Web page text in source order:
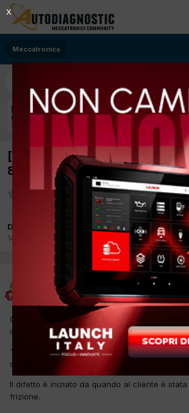
Meccatronica
[SUZUKI VITARA 09/2004
80Kw Diesel] Fusibile HTR
Da cesare tarasco
14 Settembre 2017
Meccatronica
cesare tarasco
Inviato14 Settembre 2017
Questa Suzuki è venuta in officina per il
del clima e della ventola.
Trovato un il fusibile da 15A HTR bruciato
sostituendolo si brucia ancora.
Il difetto è iniziato da quando al cliente è stata
frizione.
X